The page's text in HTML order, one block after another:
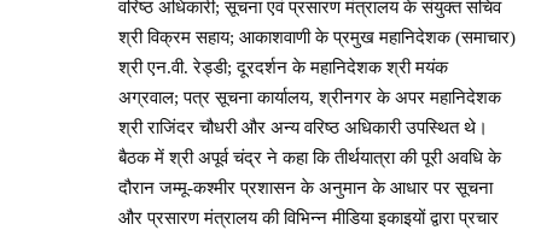
वरिष्ठ अधिकारी; सूचना एवं प्रसारण मंत्रालय के संयुक्त सचिव
श्री विक्रम सहाय; आकाशवाणी के प्रमुख महानिदेशक (समाचार)
श्री एन.वी. रेड्डी; दूरदर्शन के महानिदेशक श्री मयंक
अग्रवाल; पत्र सूचना कार्यालय, श्रीनगर के अपर महानिदेशक
श्री राजिंदर चौधरी और अन्य वरिष्ठ अधिकारी उपस्थित थे।
बैठक में श्री अपूर्व चंद्र ने कहा कि तीर्थयात्रा की पूरी अवधि के
दौरान जम्मू-कश्मीर प्रशासन के अनुमान के आधार पर सूचना
और प्रसारण मंत्रालय की विभिन्न मीडिया इकाइयों द्वारा प्रचार